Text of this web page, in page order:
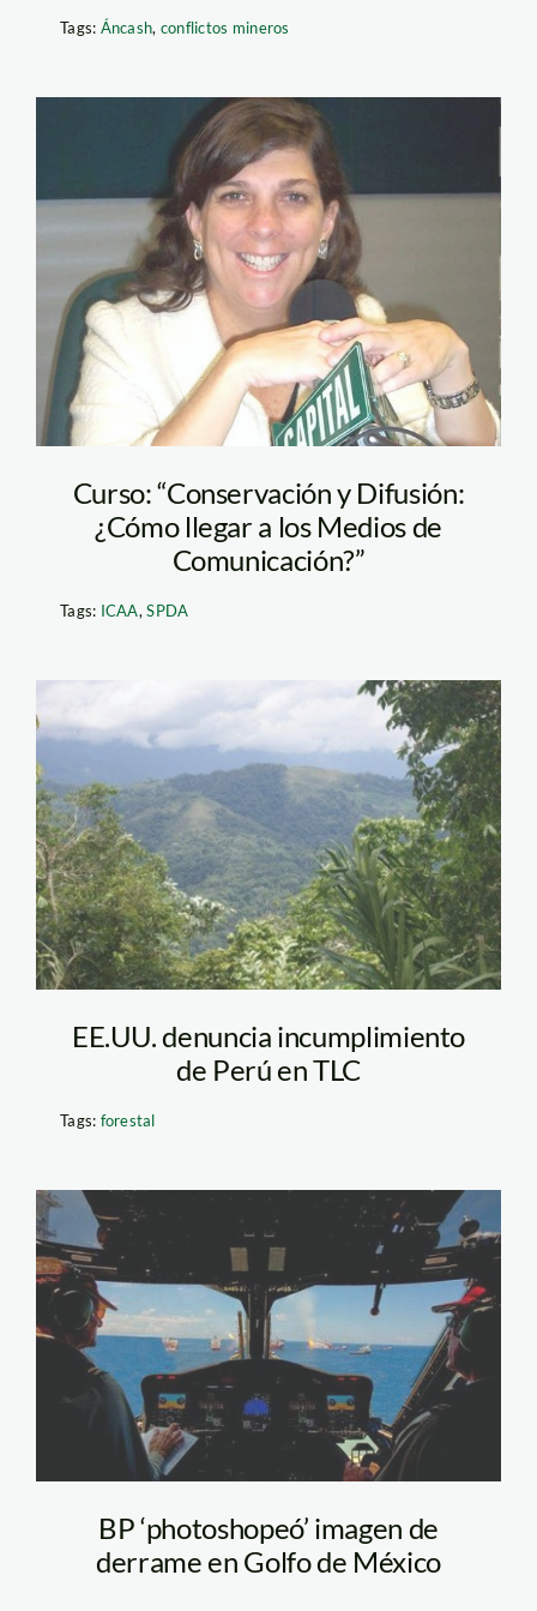
Tags: Áncash, conflictos mineros
palacios_rosa_maria
Curso: “Conservación y Difusión:
¿Cómo llegar a los Medios de
Comunicación?”
Tags: ICAA,SPDA
bosque_minam
EE.UU. denuncia incumplimiento
de Perú en TLC
Tags: forestal
bp_telegraph
BP ‘photoshopeó’ imagen de
derrame en Golfo de México